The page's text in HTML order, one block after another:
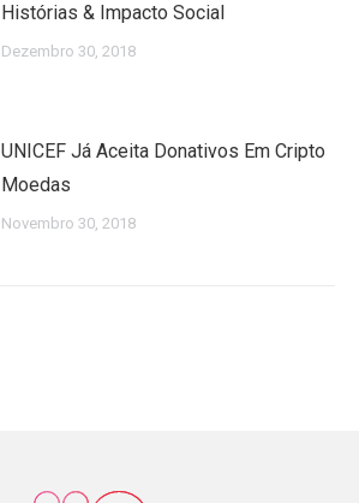
Histórias & Impacto Social
Dezembro 30, 2018
UNICEF Já Aceita Donativos Em Cripto
Moedas
Novembro 30, 2018